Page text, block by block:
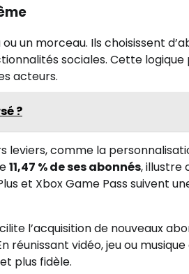
un morceau. Ils choisissent
sociales. Cette
acteurs.
?
comme la
11,47 % de ses abonnés, illustre
et Xbox Game Pass suivent
l’acquisition de nouveaux
vidéo, jeu ou
plus fidèle.